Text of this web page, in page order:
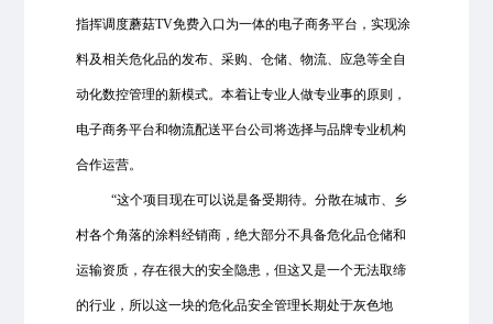
指挥调度蘑菇TV免费入口为一体的电子商务平台，实现涂
料及相关危化品的发布、采购、仓储、物流、应急等全自
动化数控管理的新模式。本着让专业人做专业事的原则，
电子商务平台和物流配送平台公司将选择与品牌专业机构
合作运营。
“这个项目现在可以说是备受期待。分散在城市、乡
村各个角落的涂料经销商，绝大部分不具备危化品仓储和
运输资质，存在很大的安全隐患，但这又是一个无法取缔
的行业，所以这一块的危化品安全管理长期处于灰色地